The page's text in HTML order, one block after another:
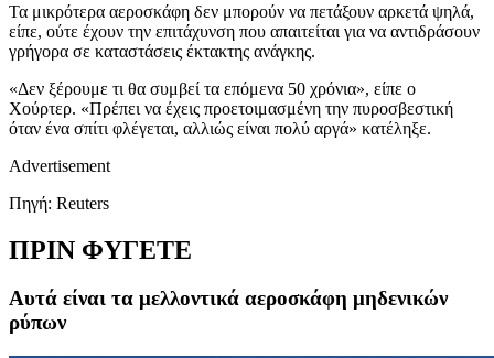
Τα μικρότερα αεροσκάφη δεν μπορούν να πετάξουν αρκετά ψηλά,
είπε, ούτε έχουν την επιτάχυνση που απαιτείται για να αντιδράσουν
γρήγορα σε καταστάσεις έκτακτης ανάγκης.
«Δεν ξέρουμε τι θα συμβεί τα επόμενα 50 χρόνια», είπε ο
Χούρτερ. «Πρέπει να έχεις προετοιμασμένη την πυροσβεστική
όταν ένα σπίτι φλέγεται, αλλιώς είναι πολύ αργά» κατέληξε.
Advertisement
Πηγή: Reuters
ΠΡΙΝ ΦΥΓΕΤΕ
Αυτά είναι τα μελλοντικά αεροσκάφη μηδενικών
ρύπων